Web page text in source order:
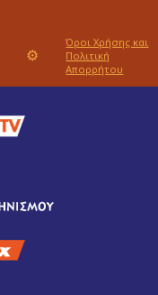
⚙
Όροι Χρήσης και
Πολιτική
Απορρήτου